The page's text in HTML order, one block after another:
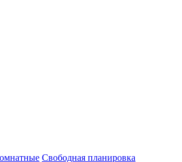
Свободная планировка